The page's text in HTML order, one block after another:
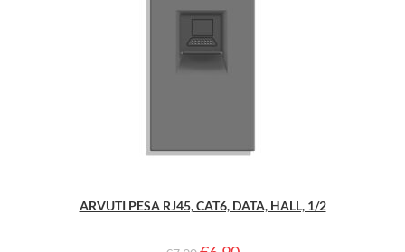
ARVUTI PESA RJ45, CAT6, DATA, HALL, 1/2